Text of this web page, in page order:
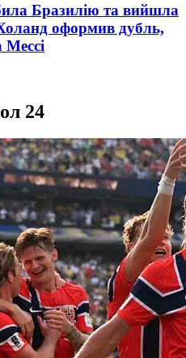
Бразилію та вийшла
оформив дубль,
24